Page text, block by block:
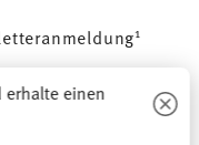
1
einen